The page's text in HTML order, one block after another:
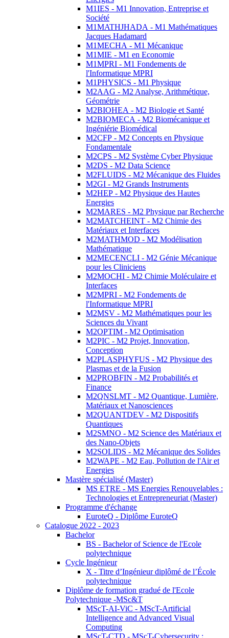
M1IES - M1 Innovation, Entreprise et
Société
M1MATHJHADA - M1 Mathématiques
Jacques Hadamard
M1MECHA - M1 Mécanique
M1MIE - M1 en Economie
M1MPRI - M1 Fondements de
l'Informatique MPRI
M1PHYSICS - M1 Physique
M2AAG - M2 Analyse, Arithmétique,
Géométrie
M2BIOHEA - M2 Biologie et Santé
M2BIOMECA - M2 Biomécanique et
Ingéniérie Biomédical
M2CFP - M2 Concepts en Physique
Fondamentale
M2CPS - M2 Système Cyber Physique
M2DS - M2 Data Science
M2FLUIDS - M2 Mécanique des Fluides
M2GI - M2 Grands Instruments
M2HEP - M2 Physique des Hautes
Energies
M2MARES - M2 Physique par Recherche
M2MATCHEINT - M2 Chimie des
Matériaux et Interfaces
M2MATHMOD - M2 Modélisation
Mathématique
M2MECENCLI - M2 Génie Mécanique
pour les Cliniciens
M2MOCHI - M2 Chimie Moléculaire et
Interfaces
M2MPRI - M2 Fondements de
l'Informatique MPRI
M2MSV - M2 Mathématiques pour les
Sciences du Vivant
M2OPTIM - M2 Optimisation
M2PIC - M2 Projet, Innovation,
Conception
M2PLASPHYFUS - M2 Physique des
Plasmas et de la Fusion
M2PROBFIN - M2 Probabilités et
Finance
M2QNSLMT - M2 Quantique, Lumière,
Matériaux et Nanosciences
M2QUANTDEV - M2 Dispositifs
Quantiques
M2SMNO - M2 Science des Matériaux et
des Nano-Objets
M2SOLIDS - M2 Mécanique des Solides
M2WAPE - M2 Eau, Pollution de l'Air et
Energies
Mastère spécialisé (Master)
MS ETRE - MS Energies Renouvelables :
Technologies et Entrepreneuriat (Master)
Programme d'échange
EuroteQ - Diplôme EuroteQ
Catalogue 2022 - 2023
Bachelor
BS - Bachelor of Science de l'Ecole
polytechnique
Cycle Ingénieur
X - Titre d’Ingénieur diplômé de l’École
polytechnique
Diplôme de formation gradué de l'Ecole
Polytechnique -MSc&T
MScT-AI-ViC - MScT-Artificial
Intelligence and Advanced Visual
Computing
MScT-CTD - MScT-Cybersecurity :